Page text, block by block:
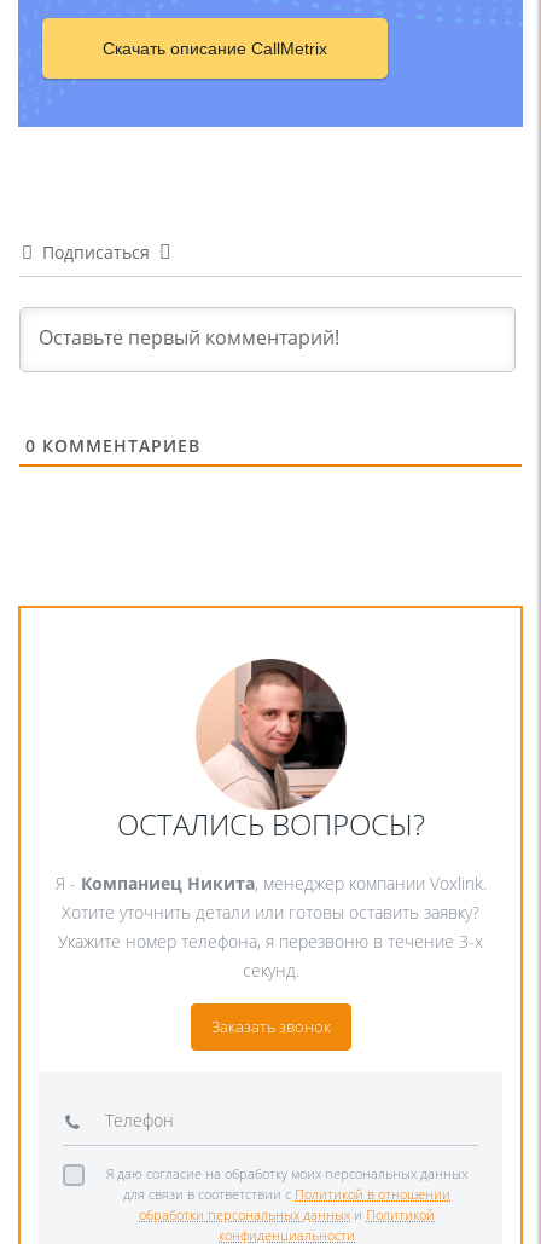
Скачать описание CallMetrix
Подписаться
0 КОММЕНТАРИЕВ
ОСТАЛИСЬ ВОПРОСЫ?
Я - Компаниец Никита, менеджер компании Voxlink.
Хотите уточнить детали или готовы оставить заявку?
Укажите номер телефона, я перезвоню в течение 3-х
секунд.
Заказать звонок
Я даю согласие на обработку моих персональных данных
для связи в соответствии с Политикой в отношении
обработки персональных данных и Политикой
конфиденциальности